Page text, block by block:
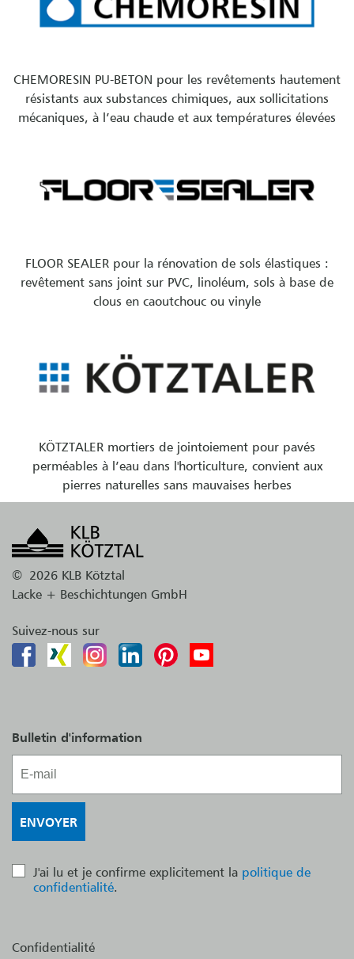
CHEMORESIN PU-BETON pour les revêtements hautement
résistants aux substances chimiques, aux sollicitations
mécaniques, à l’eau chaude et aux températures élevées
FLOOR SEALER pour la rénovation de sols élastiques :
revêtement sans joint sur PVC, linoléum, sols à base de
clous en caoutchouc ou vinyle
KÖTZTALER mortiers de jointoiement pour pavés
perméables à l’eau dans l'horticulture, convient aux
pierres naturelles sans mauvaises herbes
© 2026 KLB Kötztal
Lacke + Beschichtungen GmbH
Suivez-nous sur
Bulletin d'information
J'ai lu et je confirme explicitement la politique de
confidentialité.
Confidentialité